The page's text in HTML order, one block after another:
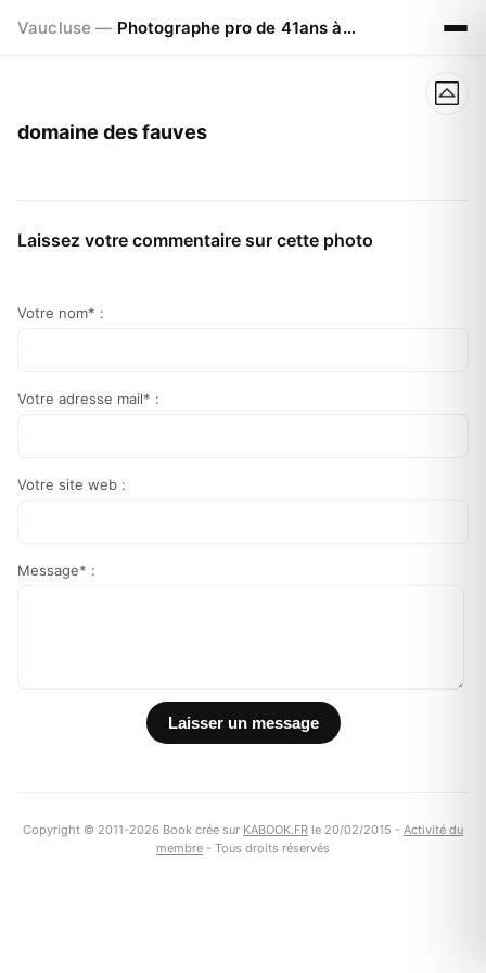
Vaucluse — Photographe pro de 41ans à Visan 84820
domaine des fauves
Laissez votre commentaire sur cette photo
Votre nom* :
Votre adresse mail* :
Votre site web :
Message* :
Copyright © 2011-2026 Book crée sur KABOOK.FR le 20/02/2015 - Activité du
membre - Tous droits réservés